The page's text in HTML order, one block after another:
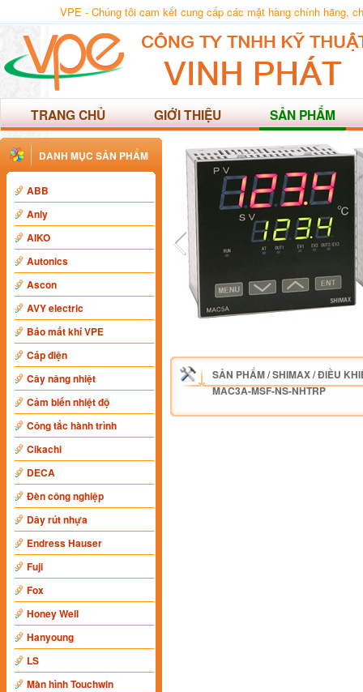
VPE - Chúng tôi cam kết cung cấp các mặt hàng chính hãng,
TRANG CHỦ GIỚI THIỆU SẢN PHẨM
DANH MỤC SẢN PHẨM
ABB
Anly
AIKO
Autonics
Ascon
AVY electric
Báo mất khí VPE
Cáp điện
Cây nâng nhiệt
Cảm biến nhiệt độ
Công tắc hành trình
Cikachi
DECA
Đèn công nghiệp
Dây rút nhựa
Endress Hauser
Fuji
Fox
Honey Well
Hanyoung
LS
Màn hình Touchwin
SẢN PHẨM/SHIMAX/ĐIỀU
MAC3A-MSF-NS-NHTRP